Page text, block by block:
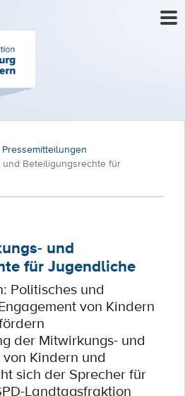
Pressemitteilungen
Beteiligungsrechte für
und
für Jugendliche
Politisches und
von Kindern
der Mitwirkungs- und
Kindern und
sich der Sprecher für
Landtagsfraktion